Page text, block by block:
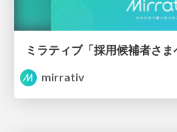
mirrativ